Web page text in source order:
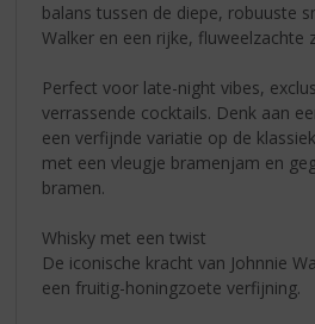
balans tussen de diepe, robuuste
Walker en een rijke, fluweelzachte
Perfect voor late-night vibes,
verrassende cocktails. Denk aan
een verfijnde variatie op de
met een vleugje bramenjam en
bramen.
Whisky met een twist
De iconische kracht van Johnnie
een fruitig-honingzoete verfijning.